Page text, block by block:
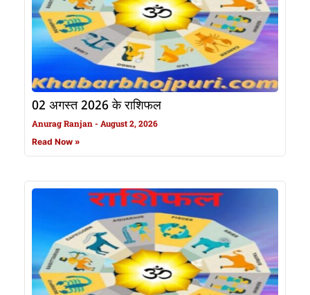
02 अगस्त 2026 के राशिफल
Anurag Ranjan August 2, 2026
Read Now »